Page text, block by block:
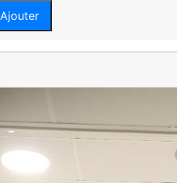
Ajouter